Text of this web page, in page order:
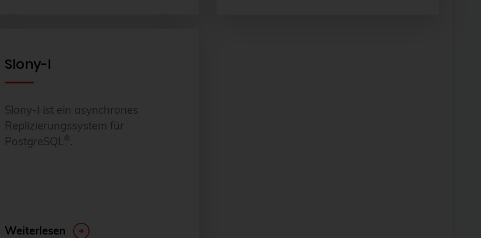
Slony-I
Slony-I ist ein asynchrones
Replizierungssystem für
PostgreSQL ®.
Weiterlesen